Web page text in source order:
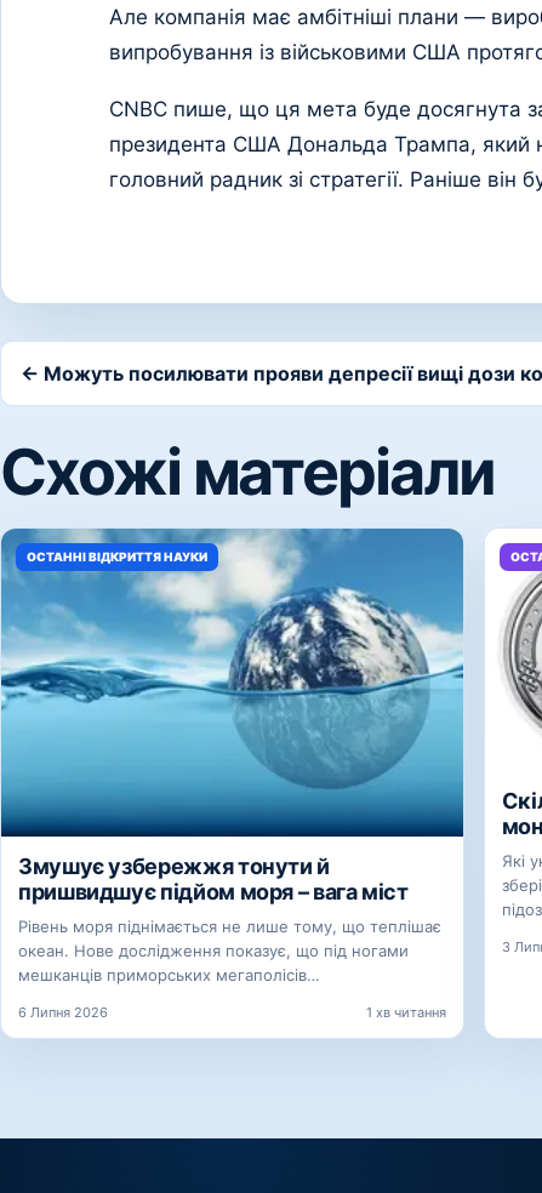
Але компанія має амбітніші плани —
випробування із військовими США
CNBC пише, що ця мета буде досягнута
президента США Дональда Трампа, який
головний радник зі стратегії. Раніше він
← Можуть посилювати прояви депресії вищі дози
Схожі матеріали
ОСТАННІ ВІДКРИТТЯ НАУКИ
Змушує узбережжя тонути й
пришвидшує підйом моря – вага міст
Рівень моря піднімається не лише тому, що теплішає
океан. Нове дослідження показує, що під ногами
мешканців приморських мегаполісів…
6 Липня 2026 1 хв читання
Які
3